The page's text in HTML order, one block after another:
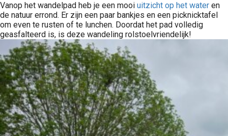
Vanop het wandelpad heb je een mooi uitzicht op het water en
de natuur errond. Er zijn een paar bankjes en een picknicktafel
om even te rusten of te lunchen. Doordat het pad volledig
geasfalteerd is, is deze wandeling rolstoelvriendelijk!